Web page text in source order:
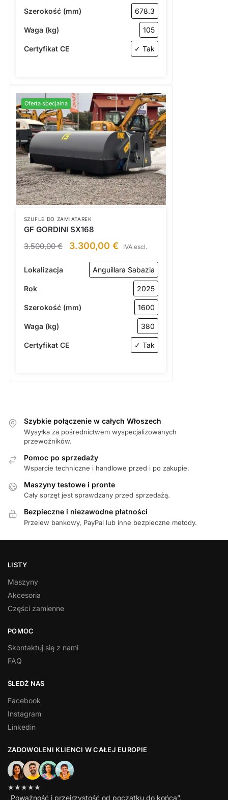
Szerokość (mm) 678.3
Waga (kg) 105
Certyfikat CE ✓ Tak
Oferta specjalna
SZUFLE DO ZAMIATAREK
GF GORDINI SX168
3.500,00€ 3.300,00 € IVA escl.
Lokalizacja Anguillara Sabazia
Rok 2025
Szerokość (mm) 1600
Waga (kg) 380
Certyfikat CE ✓ Tak
Szybkie połączenie w całych Włoszech
Wysyłka za pośrednictwem wyspecjalizowanych
przewoźników.
Pomoc po sprzedaży
Wsparcie techniczne i handlowe przed i po zakupie.
Maszyny testowe i pronte
Cały sprzęt jest sprawdzany przed sprzedażą.
Bezpieczne i niezawodne płatności
Przelew bankowy, PayPal lub inne bezpieczne metody.
LISTY
Maszyny
Akcesoria
Części zamienne
POMOC
Skontaktuj się z nami
FAQ
ŚLEDŹ NAS
Facebook
Instagram
Linkedin
ZADOWOLENI KLIENCI W CAŁEJ EUROPIE
★★★★★
„Poważność i przejrzystość od początku do końca”.